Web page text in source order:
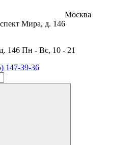
Москва
Мира, д. 146
146 Пн - Вс, 10 - 21
147-39-36